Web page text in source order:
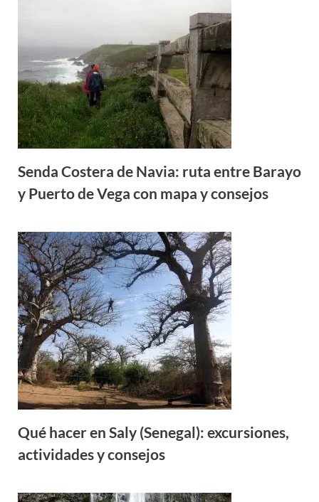
Senda Costera de Navia: ruta entre Barayo
y Puerto de Vega con mapa y consejos
Qué hacer en Saly (Senegal): excursiones,
actividades y consejos